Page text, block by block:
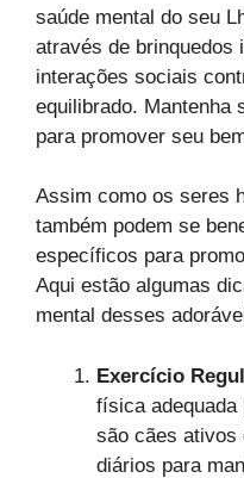
saúde mental do seu
através de brinquedos
interações sociais
equilibrado. Mantenha
para promover seu
Assim como os seres
também podem se
específicos para
Aqui estão algumas
mental desses
Exercício
física adequada
são cães ativos
diários para